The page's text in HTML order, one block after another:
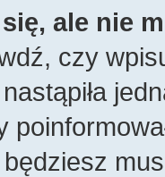
ale nie
czy